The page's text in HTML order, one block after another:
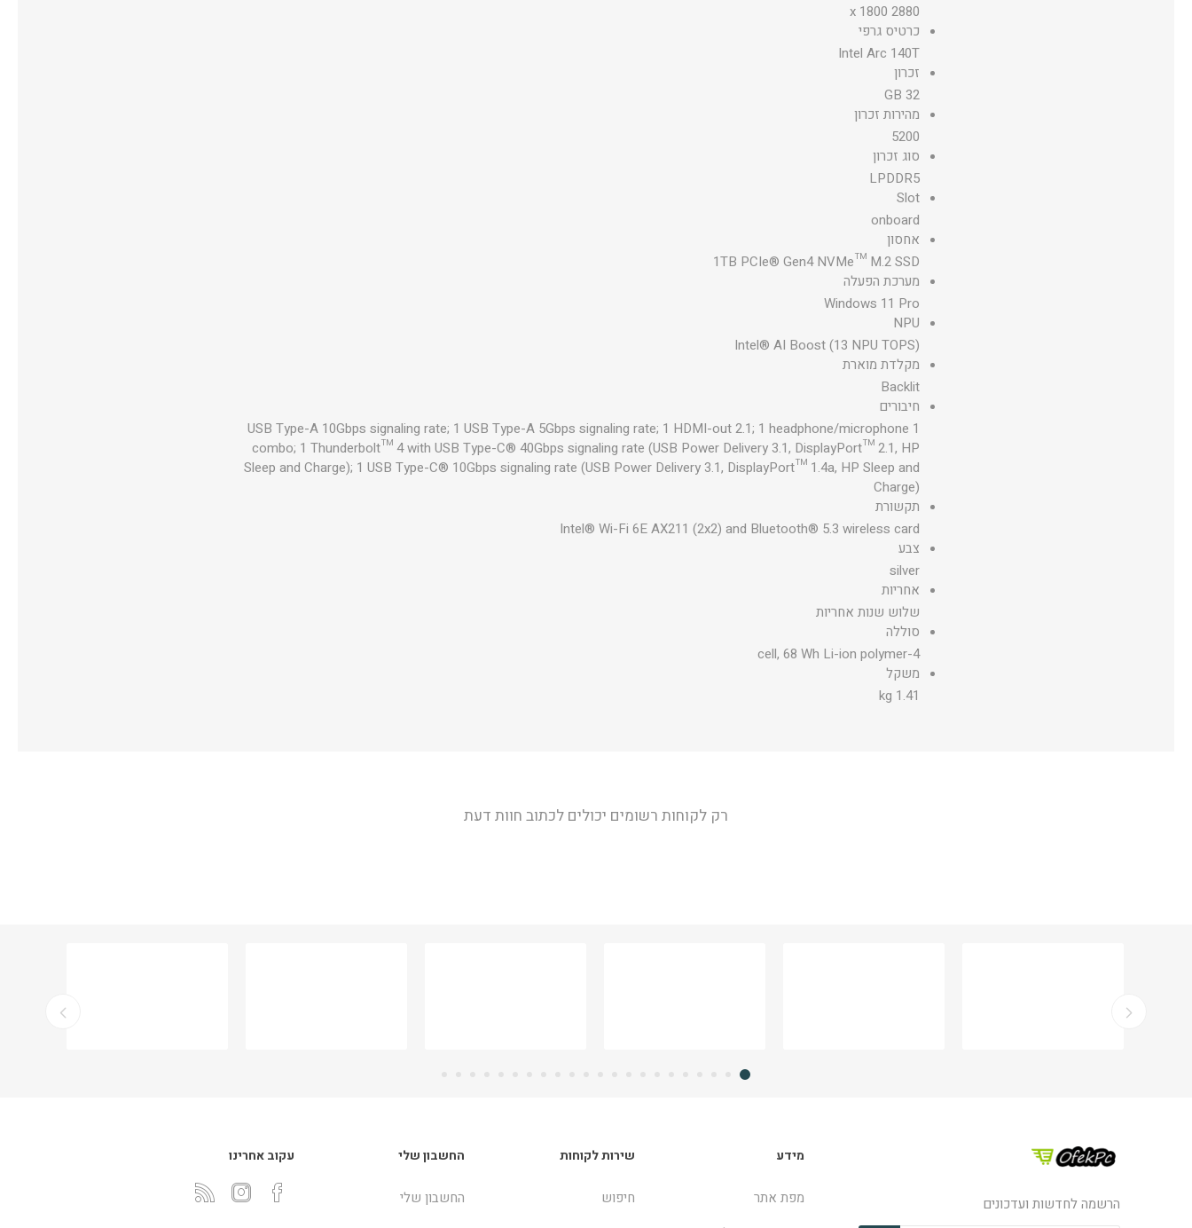
2880 x 1800
כרטיס גרפי
Intel Arc 140T
זכרון
32 GB
מהירות זכרון
5200
סוג זכרון
LPDDR5
Slot
onboard
אחסון
1TB PCIe® Gen4 NVMe™ M.2 SSD
מערכת הפעלה
Windows 11 Pro
NPU
Intel® AI Boost (13 NPU TOPS)
מקלדת מוארת
Backlit
חיבורים
1 USB Type-A 10Gbps signaling rate; 1 USB Type-A 5Gbps signaling rate; 1 HDMI-out 2.1; 1 headphone/microphone
combo; 1 Thunderbolt™ 4 with USB Type-C® 40Gbps signaling rate (USB Power Delivery 3.1, DisplayPort™ 2.1, HP
Sleep and Charge); 1 USB Type-C® 10Gbps signaling rate (USB Power Delivery 3.1, DisplayPort™ 1.4a, HP Sleep and
Charge)
תקשורת
Intel® Wi-Fi 6E AX211 (2x2) and Bluetooth® 5.3 wireless card
צבע
silver
אחריות
שלוש שנות אחריות
סוללה
4-cell, 68 Wh Li-ion polymer
משקל
1.41 kg
רק לקוחות רשומים יכולים לכתוב חוות דעת
הרשמה לחדשות ועדכונים
מידע
מפת אתר
שירות לקוחות
חיפוש
החשבון שלי
החשבון שלי
עקוב אחרינו